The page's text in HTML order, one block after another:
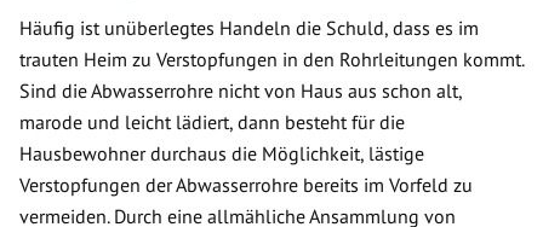
Häufig ist unüberlegtes Handeln die Schuld, dass es im
trauten Heim zu Verstopfungen in den Rohrleitungen kommt.
Sind die Abwasserrohre nicht von Haus aus schon alt,
marode und leicht lädiert, dann besteht für die
Hausbewohner durchaus die Möglichkeit, lästige
Verstopfungen der Abwasserrohre bereits im Vorfeld zu
vermeiden. Durch eine allmähliche Ansammlung von